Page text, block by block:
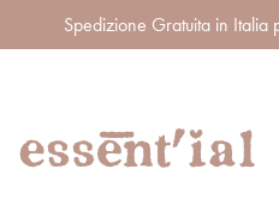
Spedizione Gratuita in